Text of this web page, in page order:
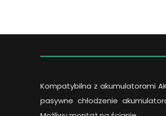
Kompatybilna z akumulatorami
pasywne chłodzenie